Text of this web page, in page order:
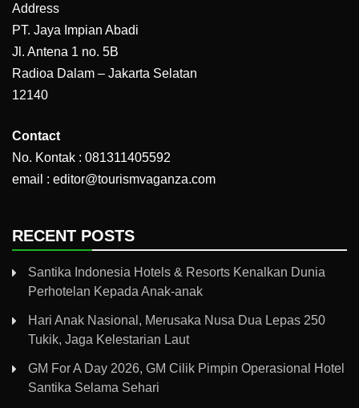
Address
PT. Jaya Impian Abadi
Jl. Antena 1 no. 5B
Radioa Dalam – Jakarta Selatan
12140
Contact
No. Kontak : 081311405592
email : editor@tourismvaganza.com
RECENT POSTS
Santika Indonesia Hotels & Resorts Kenalkan Dunia
Perhotelan Kepada Anak-anak
Hari Anak Nasional, Merusaka Nusa Dua Lepas 250
Tukik, Jaga Kelestarian Laut
GM For A Day 2026, GM Cilik Pimpin Operasional Hotel
Santika Selama Sehari